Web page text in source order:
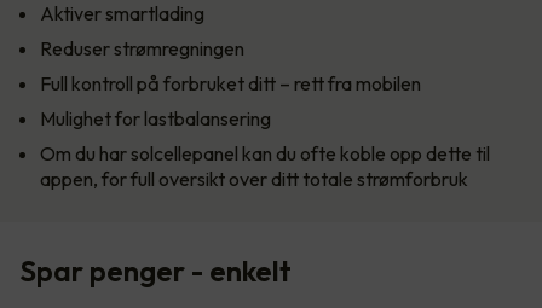
Aktiver smartlading
Reduser strømregningen
Full kontroll på forbruket ditt – rett fra mobilen
Mulighet for lastbalansering
Om du har solcellepanel kan du ofte koble opp dette til
appen, for full oversikt over ditt totale strømforbruk
Spar penger - enkelt